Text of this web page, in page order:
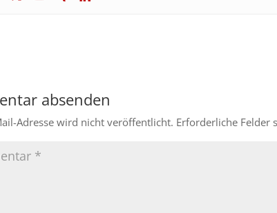
absenden
Adresse wird nicht veröffentlicht. Erforderliche Felder